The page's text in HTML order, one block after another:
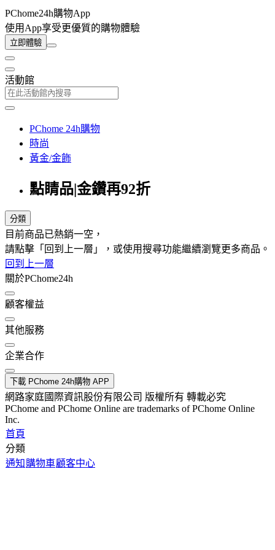
PChome24h購物App
使用App享受更優質的購物體驗
立即體驗
活動館
PChome 24h購物
時尚
黃金/金飾
點睛品|金鑽再92折
分類
目前商品已熱銷一空，
請點擊「回到上一層」，或使用搜尋功能繼續瀏覽更多商品。
回到上一層
關於PChome24h
顧客權益
其他服務
企業合作
下載 PChome 24h購物 APP
網路家庭國際資訊股份有限公司 版權所有 轉載必究
PChome and PChome Online are trademarks of PChome Online
Inc.
首頁
分類
通知 購物車顧客中心